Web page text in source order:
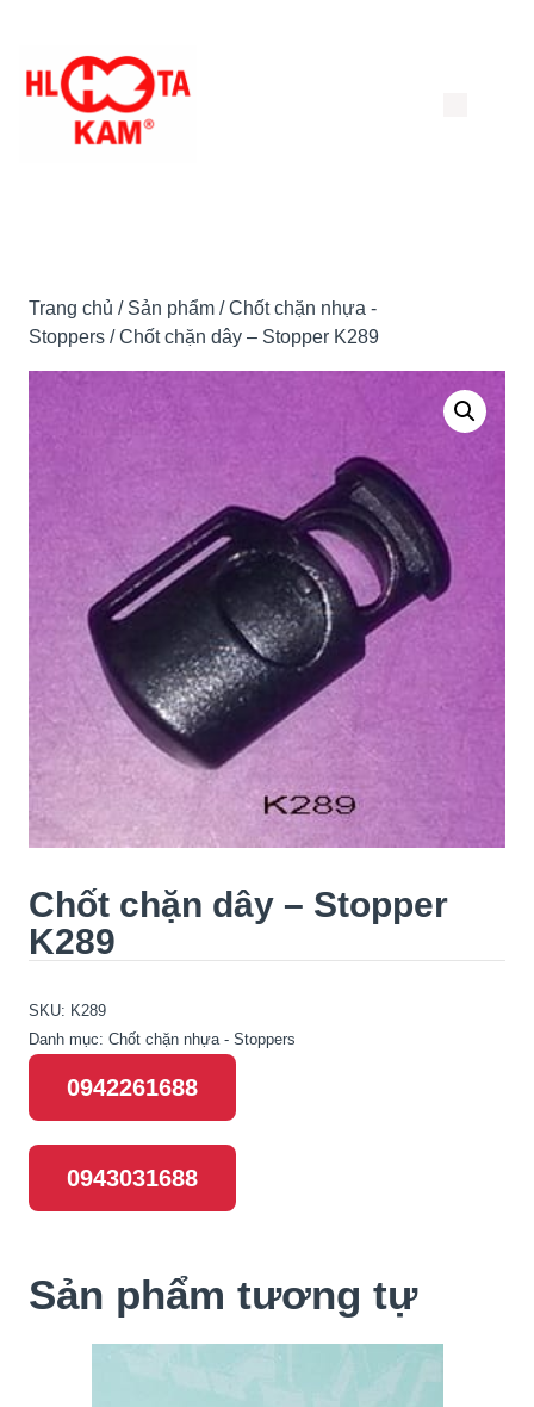
đến
Trang chủ / Sản phẩm /Chốt chặn nhựa -
Stoppers / Chốt chặn dây – Stopper K289
Chốt chặn dây – Stopper
K289
SKU: K289
Danh mục: Chốt chặn nhựa - Stoppers
0942261688
0943031688
Sản phẩm tương tự